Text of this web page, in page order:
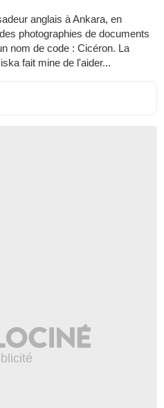
anglais à Ankara, en
photographies de documents
nom de code : Cicéron. La
fait mine de l'aider...